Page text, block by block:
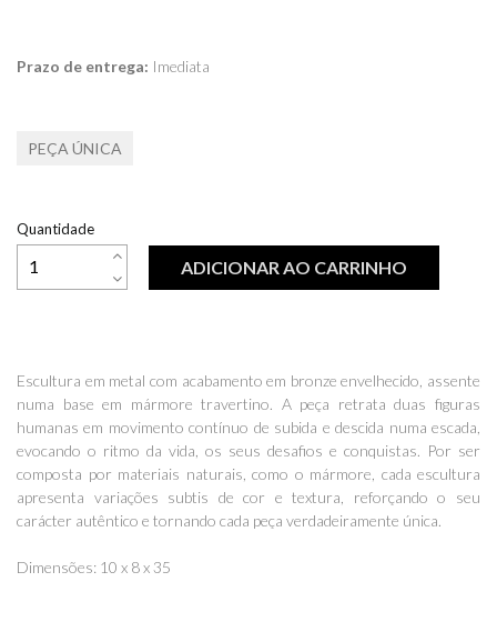
Prazo de entrega: Imediata
PEÇA ÚNICA
Quantidade
ADICIONAR AO CARRINHO
Escultura em metal com acabamento em bronze envelhecido, assente
numa base em mármore travertino. A peça retrata duas figuras
humanas em movimento contínuo de subida e descida numa escada,
evocando o ritmo da vida, os seus desafios e conquistas. Por ser
composta por materiais naturais, como o mármore, cada escultura
apresenta variações subtis de cor e textura, reforçando o seu
carácter autêntico e tornando cada peça verdadeiramente única.
Dimensões: 10 x 8 x 35